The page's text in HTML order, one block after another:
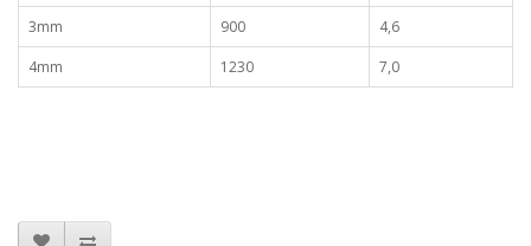
3mm
900
4,6
4mm
1230 7,0